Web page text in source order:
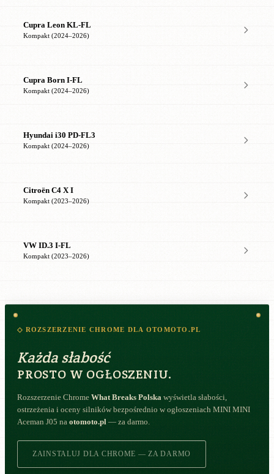
Cupra Leon KL-FL
Kompakt (2024–2026)
Cupra Born I-FL
Kompakt (2024–2026)
Hyundai i30 PD-FL3
Kompakt (2024–2026)
Citroën C4 X I
Kompakt (2023–2026)
VW ID.3 I-FL
Kompakt (2023–2026)
◇ ROZSZERZENIE CHROME DLA OTOMOTO.PL
Każda słabość
PROSTO W OGŁOSZENIU.
Rozszerzenie Chrome What Breaks Polska wyświetla słabości,
ostrzeżenia i oceny silników bezpośrednio w ogłoszeniach MINI MINI
Aceman J05 na otomoto.pl — za darmo.
ZAINSTALUJ DLA CHROME — ZA DARMO